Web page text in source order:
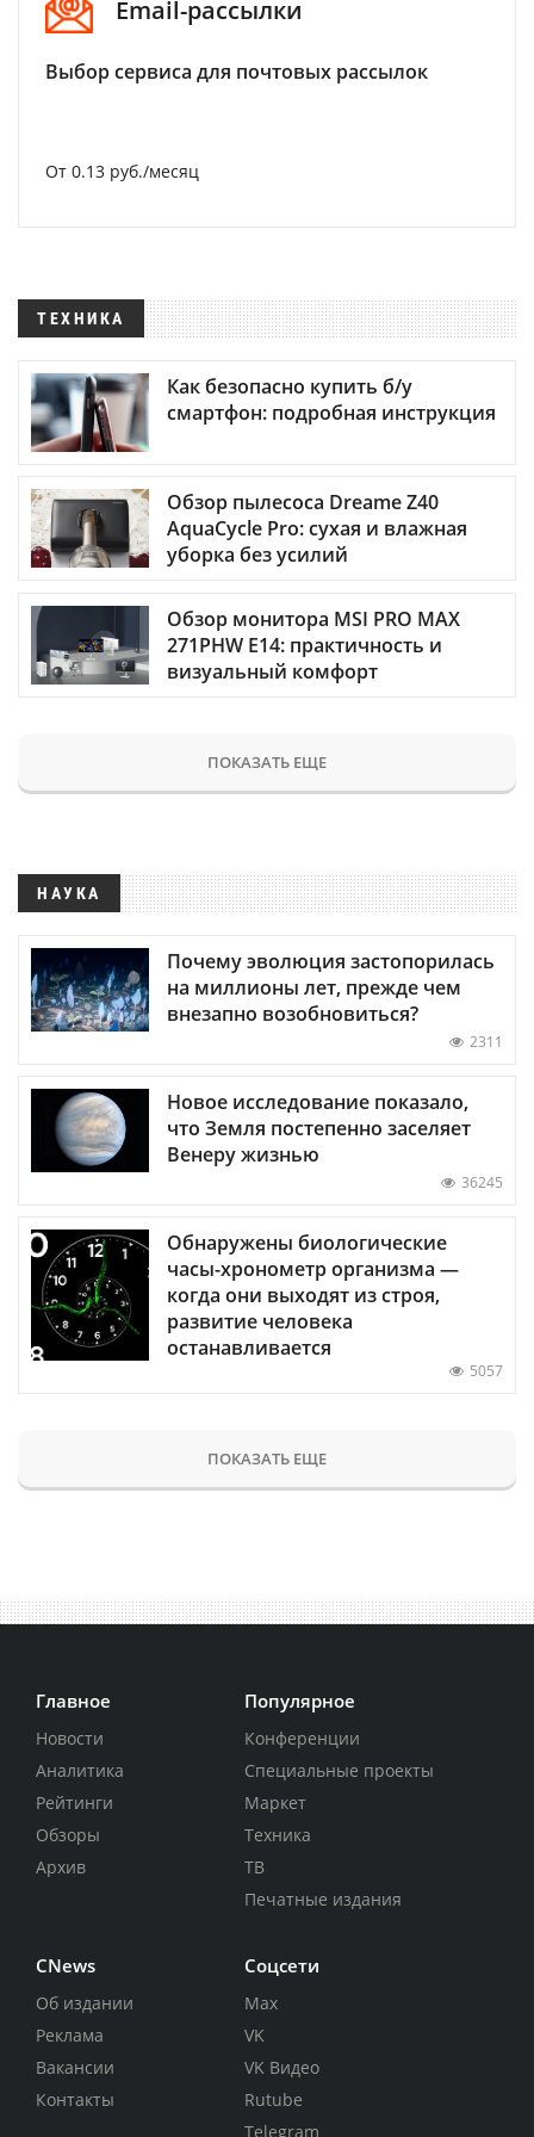
Email-рассылки
Выбор сервиса для почтовых рассылок
От 0.13 руб./месяц
ТЕХНИКА
Как безопасно купить б/у
смартфон: подробная инструкция
Обзор пылесоса Dreame Z40
AquaCycle Pro: сухая и влажная
уборка без усилий
Обзор монитора MSI PRO MAX
271PHW E14: практичность и
визуальный комфорт
ПОКАЗАТЬ ЕЩЕ
НАУКА
Почему эволюция застопорилась
на миллионы лет, прежде чем
внезапно возобновиться?
2311
Новое исследование показало,
что Земля постепенно заселяет
Венеру жизнью
36245
Обнаружены биологические
часы-хронометр организма —
когда они выходят из строя,
развитие человека
останавливается
5057
ПОКАЗАТЬ ЕЩЕ
Главное
Новости
Аналитика
Рейтинги
Обзоры
Архив
Популярное
Конференции
Специальные проекты
Маркет
Техника
ТВ
Печатные издания
CNews
Об издании
Реклама
Вакансии
Контакты
Соцсети
Max
VK
VK Видео
Rutube
Telegram